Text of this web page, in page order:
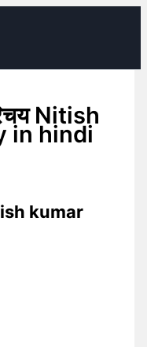
Nitish
in hindi
kumar